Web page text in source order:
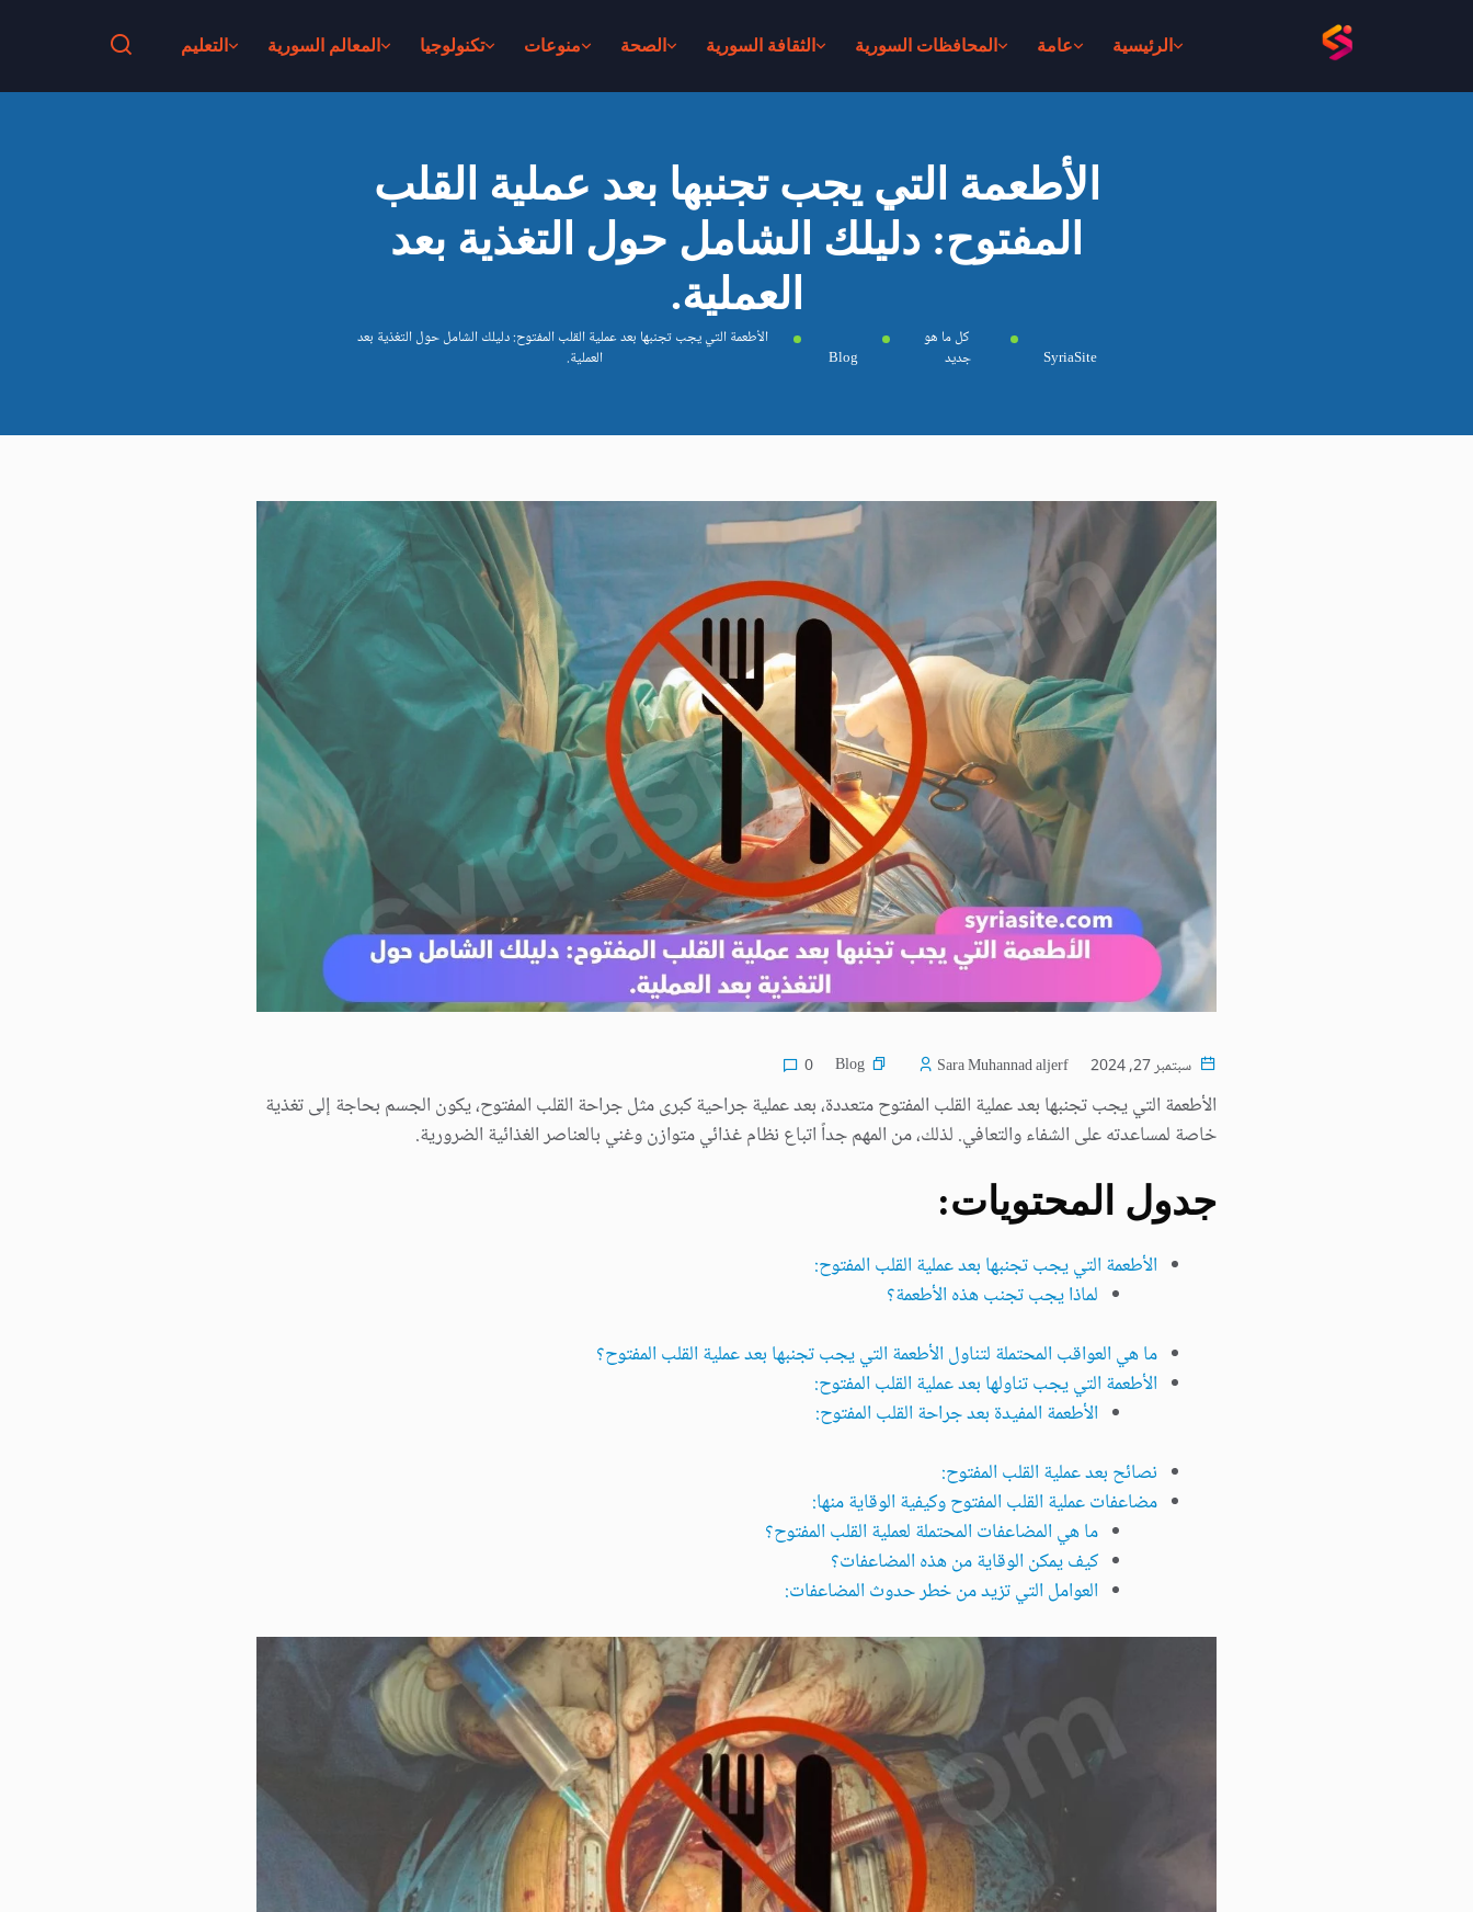
الرئيسية عامة المحافظات السورية الثقافة السورية الصحة منوعات تكنولوجيا المعالم السورية التعليم
الأطعمة التي يجب تجنبها بعد عملية القلب
المفتوح: دليلك الشامل حول التغذية بعد
العملية.
SyriaSite
كل ما هو
جديد
Blog
الأطعمة التي يجب تجنبها بعد عملية القلب المفتوح: دليلك الشامل حول التغذية بعد
العملية.
سبتمبر 27, 2024 Sara Muhannad aljerf
Blog
0
الأطعمة التي يجب تجنبها بعد عملية القلب المفتوح متعددة، بعد عملية جراحية كبرى مثل جراحة القلب المفتوح، يكون الجسم بحاجة إلى تغذية
خاصة لمساعدته على الشفاء والتعافي. لذلك، من المهم جداً اتباع نظام غذائي متوازن وغني بالعناصر الغذائية الضرورية.
جدول المحتويات:
الأطعمة التي يجب تجنبها بعد عملية القلب المفتوح:
لماذا يجب تجنب هذه الأطعمة؟
ما هي العواقب المحتملة لتناول الأطعمة التي يجب تجنبها بعد عملية القلب المفتوح؟
الأطعمة التي يجب تناولها بعد عملية القلب المفتوح:
الأطعمة المفيدة بعد جراحة القلب المفتوح:
نصائح بعد عملية القلب المفتوح:
مضاعفات عملية القلب المفتوح وكيفية الوقاية منها:
ما هي المضاعفات المحتملة لعملية القلب المفتوح؟
كيف يمكن الوقاية من هذه المضاعفات؟
العوامل التي تزيد من خطر حدوث المضاعفات: